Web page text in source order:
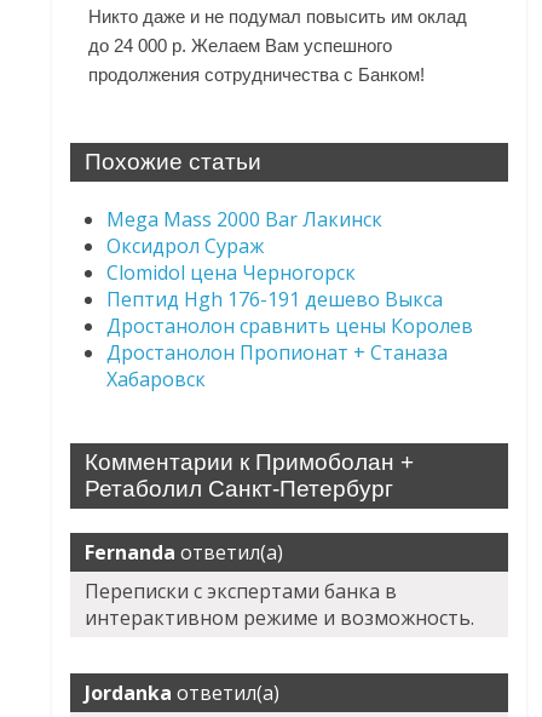
Никто даже и не подумал повысить им оклад
до 24 000 р. Желаем Вам успешного
продолжения сотрудничества с Банком!
Похожие статьи
Mega Mass 2000 Bar Лакинск
Оксидрол Сураж
Clomidol цена Черногорск
Пептид Hgh 176-191 дешево Выкса
Дростанолон сравнить цены Королев
Дростанолон Пропионат + Станаза
Хабаровск
Комментарии к Примоболан +
Ретаболил Санкт-Петербург
Fernanda ответил(а)
Переписки с экспертами банка в
интерактивном режиме и возможность.
Jordanka ответил(а)